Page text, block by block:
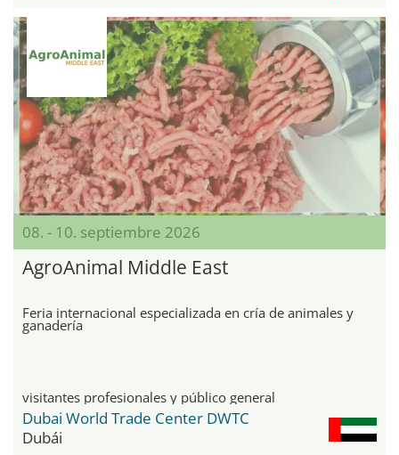
08. - 10. septiembre 2026
AgroAnimal Middle East
Feria internacional especializada en cría de animales y
ganadería
visitantes profesionales y público general
Dubai World Trade Center DWTC
Dubái